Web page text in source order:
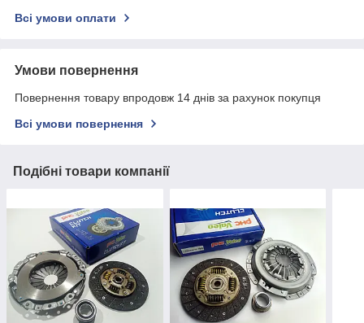
Всі умови оплати
Умови повернення
Повернення товару впродовж 14 днів за рахунок покупця
Всі умови повернення
Подібні товари компанії